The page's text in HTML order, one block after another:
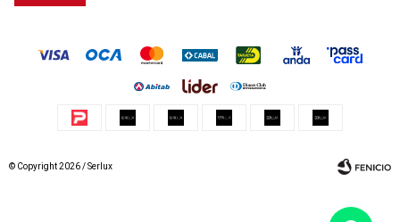
© Copyright 2026 / Serlux